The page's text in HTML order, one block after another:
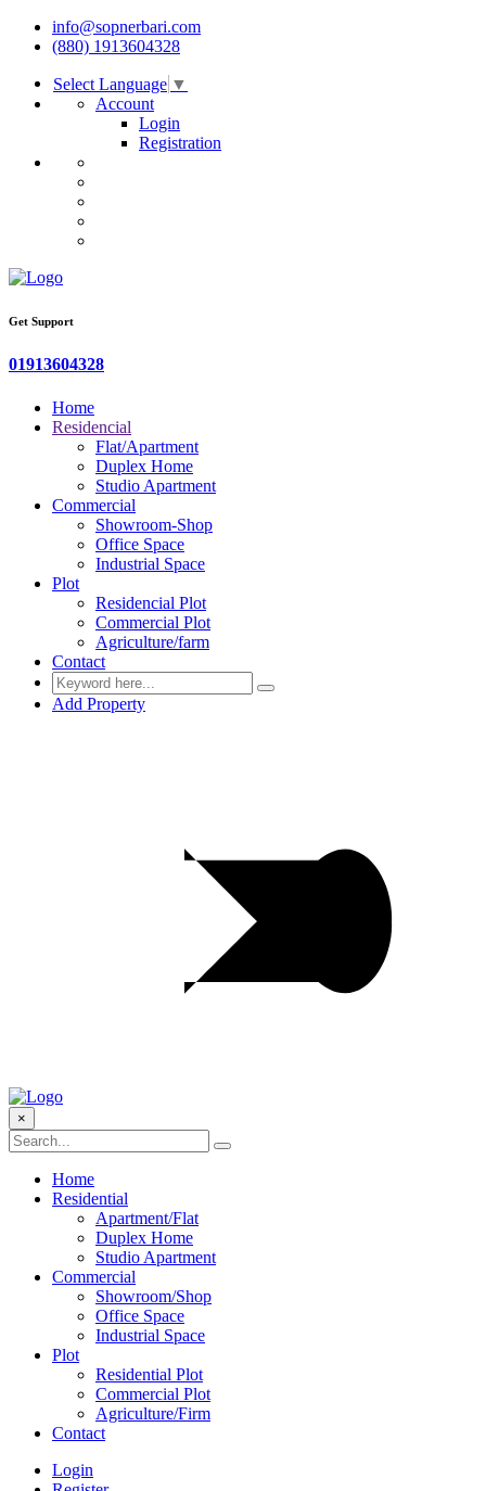
info@sopnerbari.com
(880) 1913604328
Select Language ▼
Account
Login
Registration
Get Support
01913604328
Home
Residencial
Flat/Apartment
Duplex Home
Studio Apartment
Commercial
Showroom-Shop
Office Space
Industrial Space
Plot
Residencial Plot
Commercial Plot
Agriculture/farm
Contact
Add Property
×
Home
Residential
Apartment/Flat
Duplex Home
Studio Apartment
Commercial
Showroom/Shop
Office Space
Industrial Space
Plot
Residential Plot
Commercial Plot
Agriculture/Firm
Contact
Login